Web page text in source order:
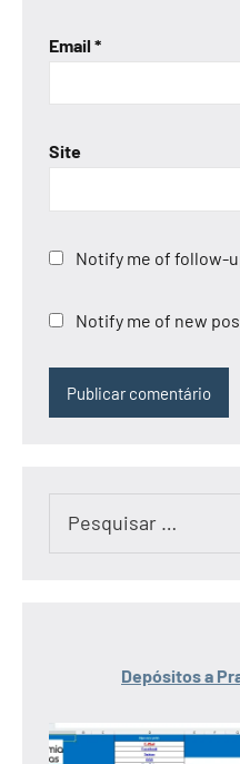
Email *
Site
Notify me of follow-
Notify me of new
Depósitos a